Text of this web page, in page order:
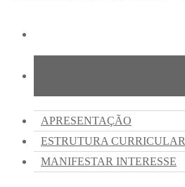
APRESENTAÇÃO
ESTRUTURA CURRICULAR
MANIFESTAR INTERESSE